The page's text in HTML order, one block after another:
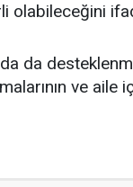
olabileceğini
da
ve